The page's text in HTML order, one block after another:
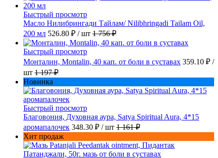
Быстрый просмотр
Масло Нилибрингади Тайлам/ Nilibhringadi Tailam Oil,
200 мл 526.80 ₽ / шт 1 756 ₽
Быстрый просмотр
Монталин, Montalin, 40 кап. от боли в суставах 359.10 ₽ /
шт 1 197 ₽
Новинка
Быстрый просмотр
Благовония, Духовная аура, Satya Spiritual Aura, 4*15
аромапалочек 348.30 ₽ / шт 1 161 ₽
Хит продаж